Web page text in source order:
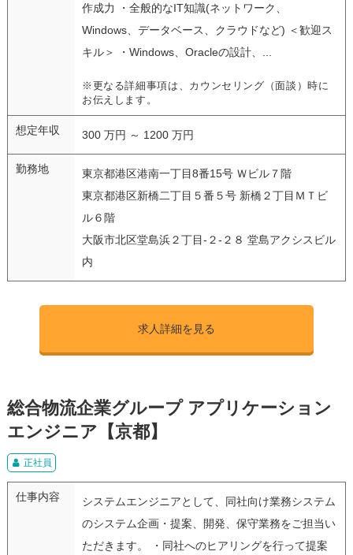
作成力 ・全般的なIT知識(ネットワーク、
Windows、データベース、クラウドなど) ＜歓迎ス
キル＞ ・Windows、Oracleの設計、...
※更なる詳細事項は、カウンセリング（面談）時に
お伝えします。
想定年収 300 万円 ～ 1200 万円
勤務地
東京都港区港南一丁目8番15号 Ｗビル７階
東京都港区新橋二丁目５番５号 新橋２丁目ＭＴビ
ル６階
大阪市北区堂島浜２丁目-２-２８ 堂島アクシスビル
内
求人詳細を見る
総合物流企業グループ アプリケーション
エンジニア【京都】
正社員
仕事内容
システムエンジニアとして、同社向け業務システム
のシステム企画・提案、開発、保守業務をご担当い
ただきます。 ・同社へのヒアリングを行って提案